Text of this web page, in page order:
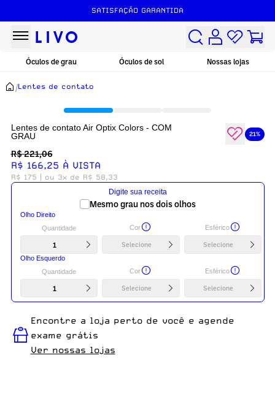
SATISFAÇÃO GARANTIDA
Óculos de grau Óculos de sol Nossas lojas
/Lentes de contato
Lentes de contato Air Optix Colors - COM
GRAU
21%
R$ 221,06
R$ 166,25 À VISTA
R$ 175 | ou 3x de R$ 58,33
Digite sua receita
Mesmo grau nos dois olhos
Olho Direito
Quantidade
1
Cor
Selecione
Esférico
Selecione
Olho Esquerdo
Quantidade
1
Cor
Selecione
Esférico
Selecione
Encontre a loja perto de você e agende
exame grátis
Ver nossas lojas